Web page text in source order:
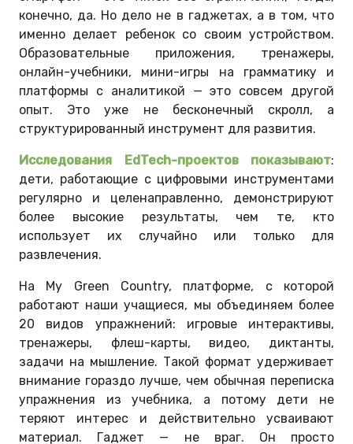
конечно, да. Но дело не в гаджетах, а в том, что
именно делает ребенок со своим устройством.
Образовательные приложения, тренажеры,
онлайн-учебники, мини-игры на грамматику и
платформы с аналитикой — это совсем другой
опыт. Это уже не бесконечный скролл, а
структурированный инструмент для развития.
Исследования EdTech-проектов показывают:
дети, работающие с цифровыми инструментами
регулярно и целенаправленно, демонстрируют
более высокие результаты, чем те, кто
использует их случайно или только для
развлечения.
На My Green Country, платформе, с которой
работают наши учащиеся, мы объединяем более
20 видов упражнений: игровые интерактивы,
тренажеры, флеш-карты, видео, диктанты,
задачи на мышление. Такой формат удерживает
внимание гораздо лучше, чем обычная переписка
упражнения из учебника, а потому дети не
теряют интерес и действительно усваивают
материал. Гаджет — не враг. Он просто